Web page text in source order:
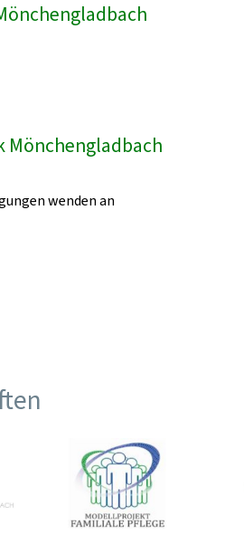
Mönchengladbach
wenden an